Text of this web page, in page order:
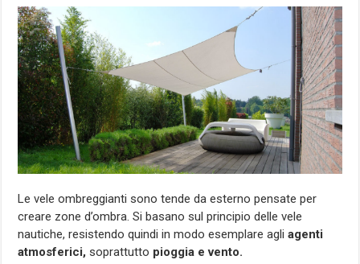
Le vele ombreggianti sono tende da esterno pensate per
creare zone d’ombra. Si basano sul principio delle vele
nautiche, resistendo quindi in modo esemplare agliagenti
atmosferici,soprattutto pioggia e vento.